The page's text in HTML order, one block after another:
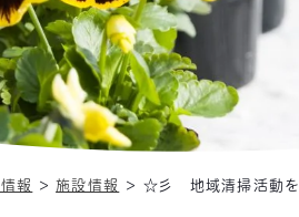
報 ＞施設情報 ＞ ☆彡 地域清掃活動